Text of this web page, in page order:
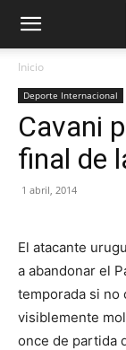
Inicio
Deporte Internacional
Cavani
final de
1 abril, 2014
El atacante
a abandonar el
temporada si no
visiblemente
once de partida